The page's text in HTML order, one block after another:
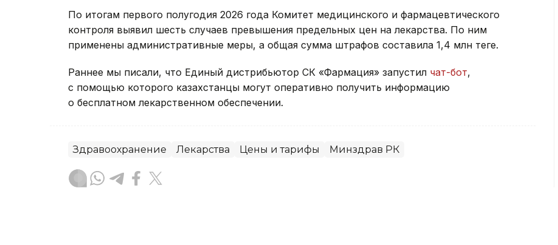
По итогам первого полугодия 2026 года Комитет медицинского и фармацевтического
контроля выявил шесть случаев превышения предельных цен на лекарства. По ним
применены административные меры, а общая сумма штрафов составила 1,4 млн теңге.
Раннее мы писали, что Единый дистрибьютор СК «Фармация» запустил чат-бот,
с помощью которого казахстанцы могут оперативно получить информацию
о бесплатном лекарственном обеспечении.
Здравоохранение Лекарства Цены и тарифы Минздрав РК